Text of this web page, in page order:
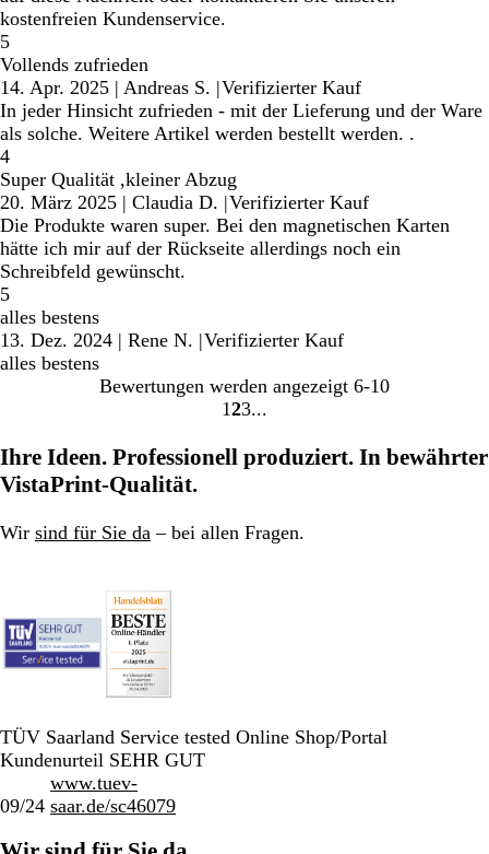
kostenfreien Kundenservice.
5
Vollends zufrieden
14. Apr. 2025 | Andreas S. |Verifizierter Kauf
In jeder Hinsicht zufrieden - mit der Lieferung und der Ware
als solche. Weitere Artikel werden bestellt werden. .
4
Super Qualität ,kleiner Abzug
20. März 2025 | Claudia D. |Verifizierter Kauf
Die Produkte waren super. Bei den magnetischen Karten
hätte ich mir auf der Rückseite allerdings noch ein
Schreibfeld gewünscht.
5
alles bestens
13. Dez. 2024 | Rene N. |Verifizierter Kauf
alles bestens
Bewertungen werden angezeigt 6-10
Gehe
Seite
1 Gehe
Seite
2Gehe
Seite
3
Ihre Ideen. Professionell produziert. In bewährter
VistaPrint-Qualität.
Wir sind für Sie da – bei allen Fragen.
TÜV Saarland Service tested Online Shop/Portal
Kundenurteil SEHR GUT
09/24
www.tuev-
saar.de/sc46079